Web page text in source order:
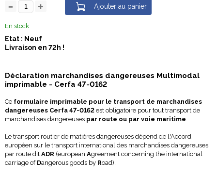
Ajouter au panier
En stock
Etat : Neuf
Livraison en 72h !
Déclaration marchandises dangereuses Multimodal
imprimable - Cerfa 47-0162
Ce formulaire imprimable pour le transport de marchandises
dangereuses Cerfa 47-0162 est obligatoire pour tout transport de
marchandises dangereuses par route ou par voie maritime.
Le transport routier de matières dangereuses dépend de l'Accord
européen sur le transport international des marchandises dangereuses
par route dit ADR (european Agreement concerning the international
carriage of Dangerous goods by Road).